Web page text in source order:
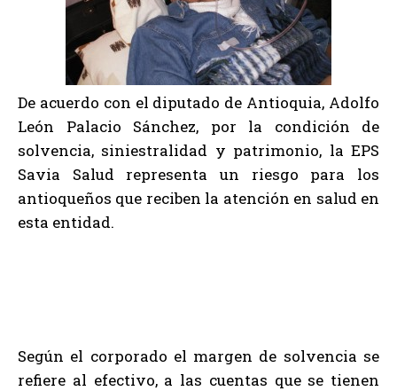
De acuerdo con el diputado de Antioquia, Adolfo
León Palacio Sánchez, por la condición de
solvencia, siniestralidad y patrimonio, la EPS
Savia Salud representa un riesgo para los
antioqueños que reciben la atención en salud en
esta entidad.
Según el corporado el margen de solvencia se
refiere al efectivo, a las cuentas que se tienen